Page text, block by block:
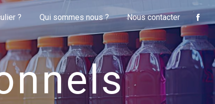
? Qui sommes nous ? Nous contacter